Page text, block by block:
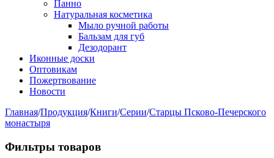
Панно
Натуральная косметика
Мыло ручной работы
Бальзам для губ
Дезодорант
Иконные доски
Оптовикам
Пожертвование
Новости
Главная/Продукция/Книги/Серии/Старцы Псково-Печерского
монастыря
Фильтры товаров